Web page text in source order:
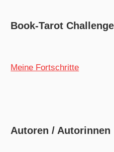
Book-Tarot
Meine Fortschritte
Autoren / Autorinnen